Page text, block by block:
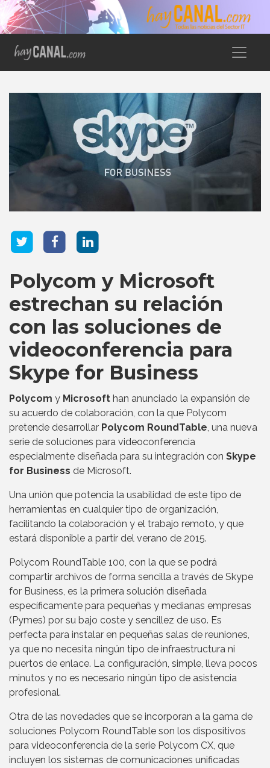
Polycom y Microsoft
estrechan su relación
con las soluciones de
videoconferencia para
Skype for Business
Polycom y Microsoft han anunciado la expansión de
su acuerdo de colaboración, con la que Polycom
pretende desarrollar Polycom RoundTable, una nueva
serie de soluciones para videoconferencia
especialmente diseñada para su integración con Skype
for Business de Microsoft.
Una unión que potencia la usabilidad de este tipo de
herramientas en cualquier tipo de organización,
facilitando la colaboración y el trabajo remoto, y que
estará disponible a partir del verano de 2015.
Polycom RoundTable 100, con la que se podrá
compartir archivos de forma sencilla a través de Skype
for Business, es la primera solución diseñada
específicamente para pequeñas y medianas empresas
(Pymes) por su bajo coste y sencillez de uso. Es
perfecta para instalar en pequeñas salas de reuniones,
ya que no necesita ningún tipo de infraestructura ni
puertos de enlace. La configuración, simple, lleva pocos
minutos y no es necesario ningún tipo de asistencia
profesional.
Otra de las novedades que se incorporan a la gama de
soluciones Polycom RoundTable son los dispositivos
para videoconferencia de la serie Polycom CX, que
incluyen los sistemas de comunicaciones unificadas